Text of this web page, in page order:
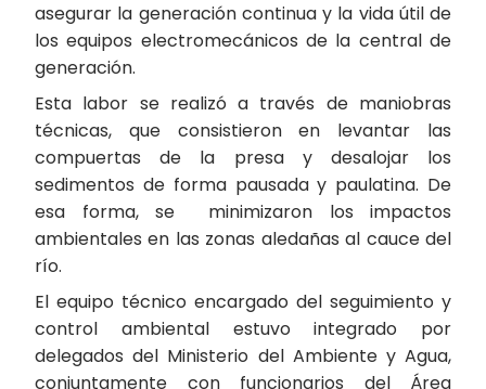
asegurar la generación continua y la vida útil de
los equipos electromecánicos de la central de
generación.
Esta labor se realizó a través de maniobras
técnicas, que consistieron en levantar las
compuertas de la presa y desalojar los
sedimentos de forma pausada y paulatina. De
esa forma, se minimizaron los impactos
ambientales en las zonas aledañas al cauce del
río.
El equipo técnico encargado del seguimiento y
control ambiental estuvo integrado por
delegados del Ministerio del Ambiente y Agua,
conjuntamente con funcionarios del Área